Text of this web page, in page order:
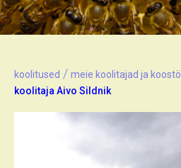
koolitused / meie koolitajad ja
koolitaja Aivo Sildnik